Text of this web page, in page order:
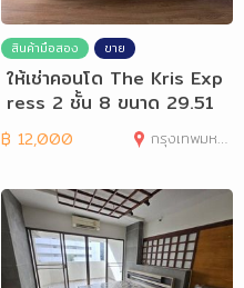
สินค้ามือสอง ขาย
ให้เช่าคอนโด The Kris Exp
ress 2 ชั้น 8 ขนาด 29.51
ตร.ม.
฿ 12,000 กรุงเทพมหานคร